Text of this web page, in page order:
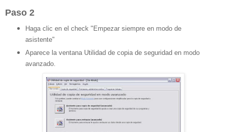
Paso 2
Haga clic en el check "Empezar siempre en modo de
asistente"
Aparece la ventana Utilidad de copia de seguridad en modo
avanzado.